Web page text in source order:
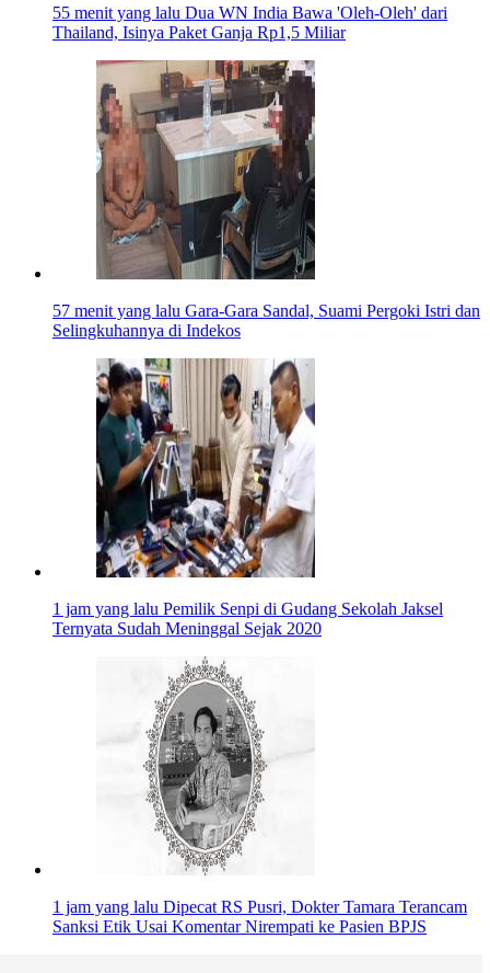
55 menit yang lalu Dua WN India Bawa 'Oleh-Oleh' dari
Thailand, Isinya Paket Ganja Rp1,5 Miliar
57 menit yang lalu Gara-Gara Sandal, Suami Pergoki Istri dan
Selingkuhannya di Indekos
1 jam yang lalu Pemilik Senpi di Gudang Sekolah Jaksel
Ternyata Sudah Meninggal Sejak 2020
1 jam yang lalu Dipecat RS Pusri, Dokter Tamara Terancam
Sanksi Etik Usai Komentar Nirempati ke Pasien BPJS